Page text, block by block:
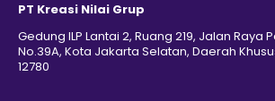
PT Kreasi Nilai Grup
Gedung ILP Lantai 2, Ruang 219, Jalan Raya
No.39A, Kota Jakarta Selatan, Daerah
12780